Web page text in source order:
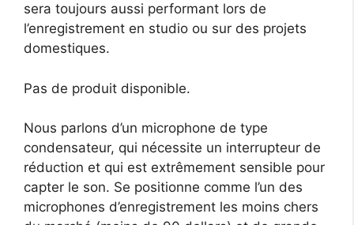
sera toujours aussi performant lors de
l’enregistrement en studio ou sur des projets
domestiques.
Pas de produit disponible.
Nous parlons d’un microphone de type
condensateur, qui nécessite un interrupteur de
réduction et qui est extrêmement sensible pour
capter le son. Se positionne comme l’un des
microphones d’enregistrement les moins chers